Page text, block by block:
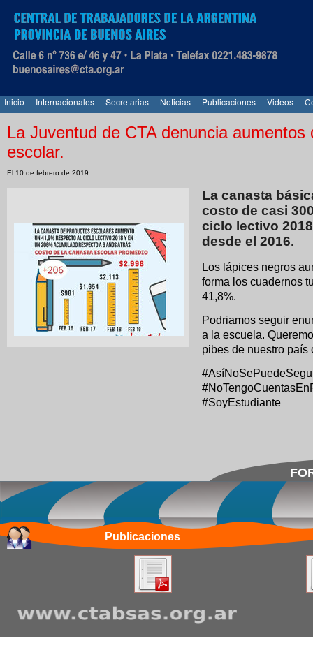
Inicio Internacionales Secretarias Noticias Publicaciones Videos
La Juventud de CTA denuncia
escolar.
El 10 de febrero de 2019
La canasta
costo de casi
ciclo lectivo
desde el 2016.
Los lápices negros
forma los cuadernos
41,8%.
Podriamos seguir
a la escuela.
pibes de nuestro país
#SoyEstudiante
Publicaciones